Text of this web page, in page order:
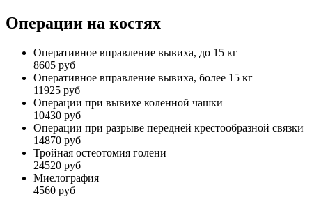
Операции на костях
Оперативное вправление вывиха, до 15 кг
8605 руб
Оперативное вправление вывиха, более 15 кг
11925 руб
Операции при вывихе коленной чашки
10430 руб
Операции при разрыве передней крестообразной связки
14870 руб
Тройная остеотомия голени
24520 руб
Миелография
4560 руб